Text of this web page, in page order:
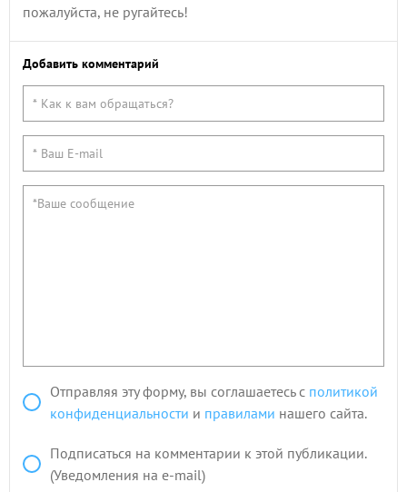
пожалуйста, не ругайтесь!
Добавить комментарий
Отправляя эту форму, вы соглашаетесь с политикой
конфиденциальности и правилами нашего сайта.
Подписаться на комментарии к этой публикации.
(Уведомления на e-mail)